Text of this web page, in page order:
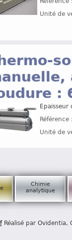
Unité de
:
Unité de
Chimie
analytique
Réalisé par Ovidentia,